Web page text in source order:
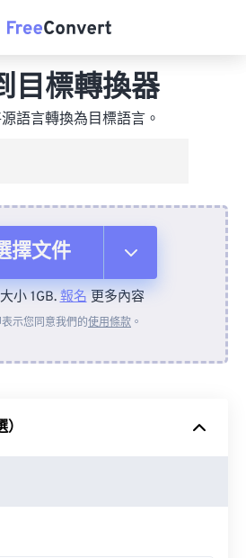
目標轉換器
語言轉換為目標語言。
擇文件
裝置
Google 雲端硬碟
小 1GB.報名更多內容
示您同意我們的使用條款 。